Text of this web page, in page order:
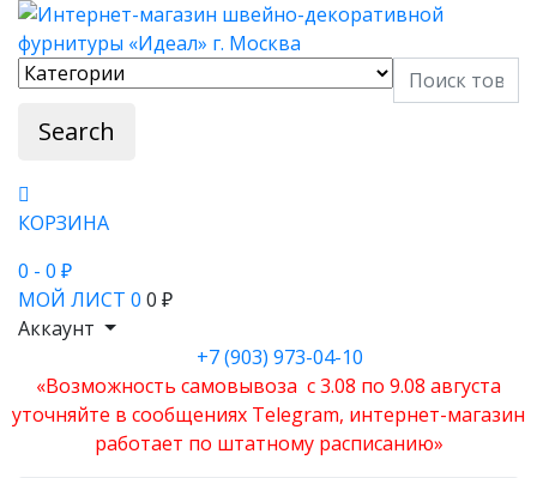
Search
КОРЗИНА
0 - 0 ₽
МОЙ ЛИСТ 0 0 ₽
Аккаунт
+7 (903) 973-04-10
«Возможность самовывоза с 3.08 по 9.08 августа
уточняйте в сообщениях Telegram, интернет-магазин
работает по штатному расписанию»